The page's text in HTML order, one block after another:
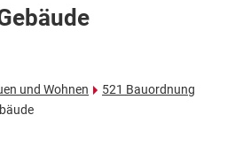
und Wohnen
521 Bauordnung